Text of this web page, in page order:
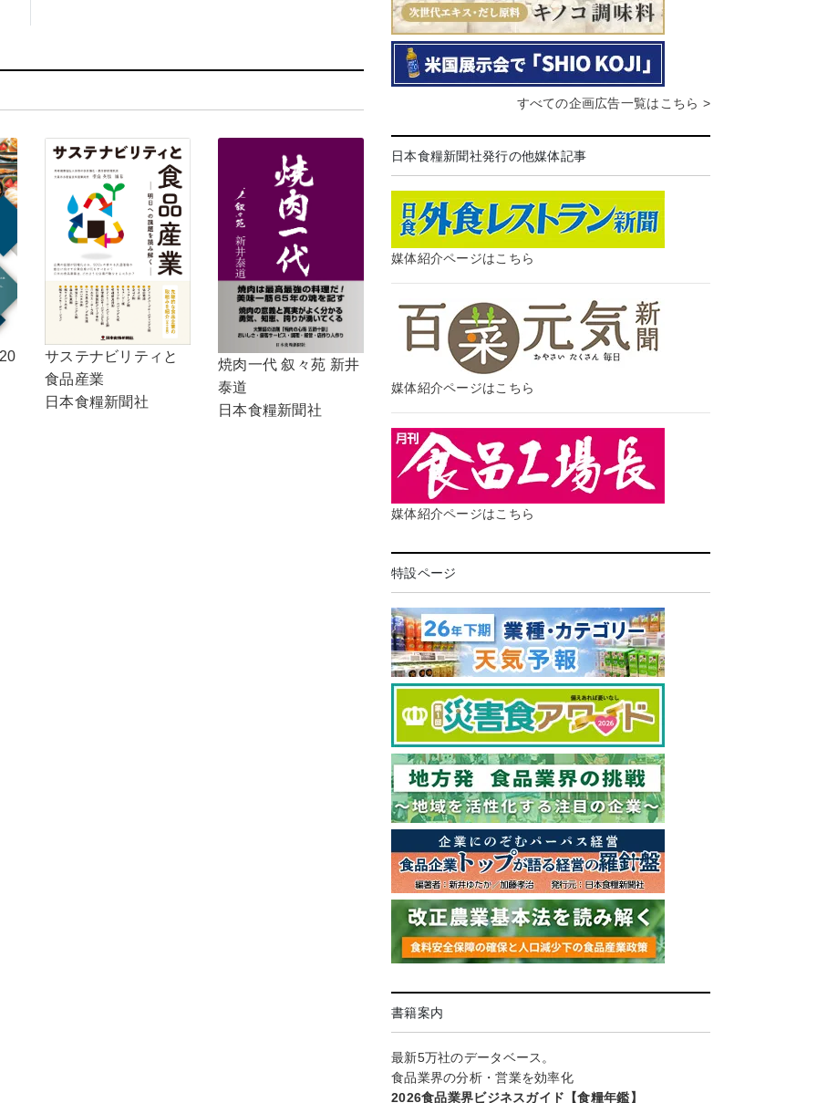
サステナビリティと
食品産業
日本食糧新聞社
焼肉一代 叙々苑 新井
泰道
日本食糧新聞社
すべての企画広告一覧はこちら >
日本食糧新聞社発行の他媒体記事
媒体紹介ページはこちら
媒体紹介ページはこちら
媒体紹介ページはこちら
特設ページ
書籍案内
最新5万社のデータベース。
食品業界の分析・営業を効率化
2026食品業界ビジネスガイド【食糧年鑑】